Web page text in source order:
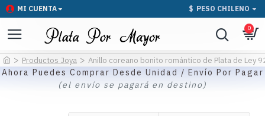
MI CUENTA $ PESO CHILENO
0
Productos Joya Anillo coreano bonito romántico de Plata de Ley
Ahora Puedes Comprar Desde Unidad / Envío Por Pagar
(el envío se pagará en destino)